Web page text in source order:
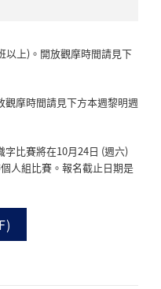
以上)。開放觀摩時間請見下
摩時間請見下方本週黎明週
比賽將在10月24日 (週六)
人組比賽。報名截止日期是